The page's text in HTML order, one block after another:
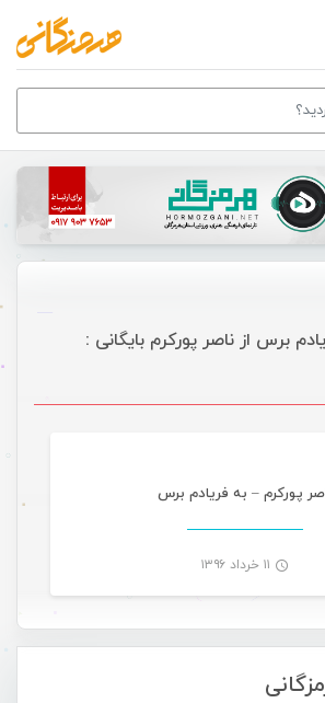
برس از ناصر پورکرم بایگانی :
پورکرم – به فریادم برس
۱۱ خرداد ۱۳۹۶